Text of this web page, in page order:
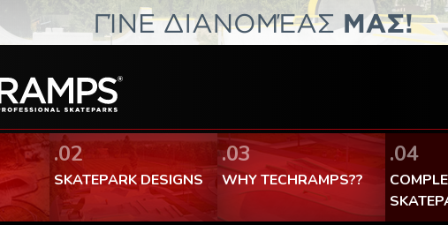
.02
SKATEPARK DESIGNS
.03
WHY TECHRAMPS??
.04